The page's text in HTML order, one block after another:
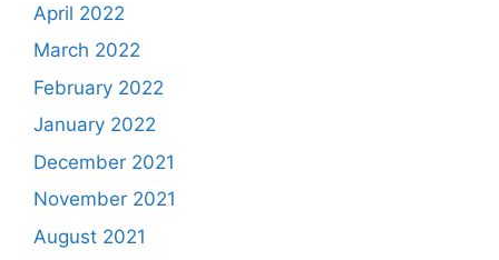
April 2022
March 2022
February 2022
January 2022
December 2021
November 2021
August 2021